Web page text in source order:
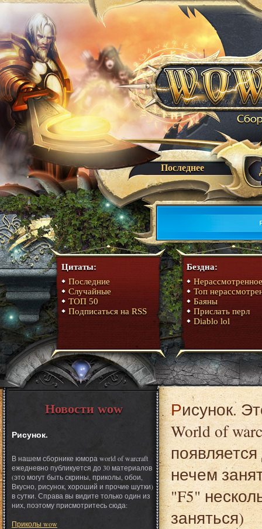
Последнее
Цитаты:
Последние
Случайные
ТОП 50
Подписаться на RSS
Бездна:
Нерассмотренное
Топ
Баяны
Прислать перл
Diablo lol
Новости wow
Рисунок.
В нашем сборнике юмора world of warcraft
ежедневно публикуется до 30 материалов
(это могут быть скрины, приколы, обои,
Вкусно, рисунок, хороший и прочие шутки)
в сутки. Справа вы видите только один из
них, поэтому присмотритесь сюда:
Приколы wow
Рисунок. Это один из материалов сборника юмора
World of
нечем
"F5"
заняться)